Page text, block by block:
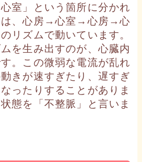
室」という箇所に分かれ
は、心房→心室→心房→心
リズムで動いています。
を生み出すのが、心臓内
。この微弱な電流が乱れ
きが速すぎたり、遅すぎ
ったりすることがありま
態を「不整脈」と言いま